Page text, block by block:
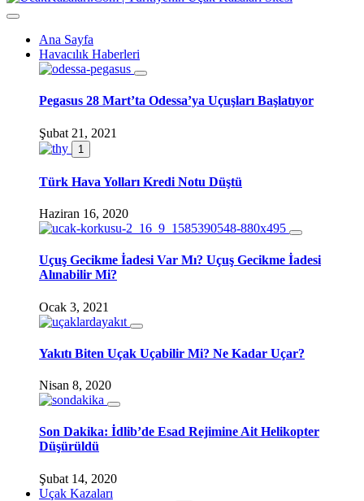
Ana Sayfa
Havacılık Haberleri
Pegasus 28 Mart’ta Odessa’ya Uçuşları Başlatıyor
Şubat 21, 2021
1
Türk Hava Yolları Kredi Notu Düştü
Haziran 16, 2020
Uçuş Gecikme İadesi Var Mı? Uçuş Gecikme İadesi
Alınabilir Mi?
Ocak 3, 2021
Yakıtı Biten Uçak Uçabilir Mi? Ne Kadar Uçar?
Nisan 8, 2020
Son Dakika: İdlib’de Esad Rejimine Ait Helikopter
Düşürüldü
Şubat 14, 2020
Uçak Kazaları